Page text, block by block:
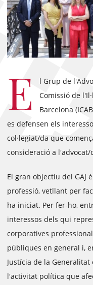
E
l Grup de
Comissió de
Barcelona
es defensen els
col·legiat/da que
consideració a
El gran objectiu del GAJ
professió, vetllant per
ha iniciat. Per fer-ho,
interessos dels qui
corporatives
públiques en general i,
Justícia de la
l'activitat política que